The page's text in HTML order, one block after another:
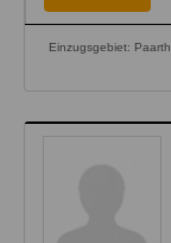
Einzugsgebiet: